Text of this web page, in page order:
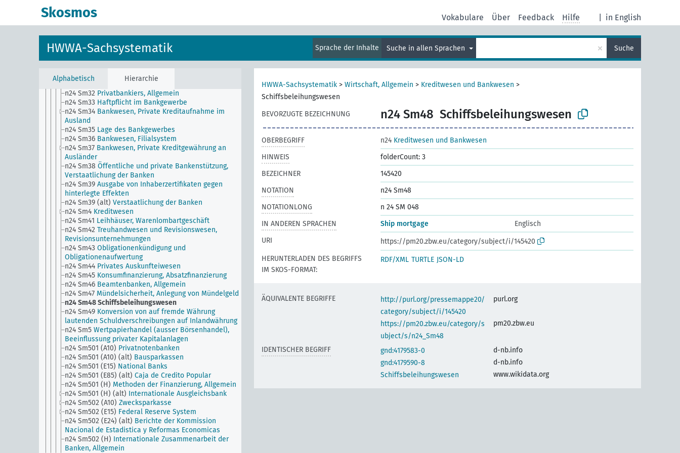
Skosmos in English
Vokabulare Über Feedback Hilfe
HWWA-Sachsystematik Sprache der Inhalte Suche in allen Sprachen × Suche
Alphabetisch Hierarchie
n24 Sm25
n24 Sm29 Bankprojekte
Sparkassenwesen, Spareinrichtungen,
n24 Sm31
Landesbanken, Kommunalbanken und
n24 Sm32 Privatbankiers, Allgemein
n24 Sm33 Haftpflicht im Bankgewerbe
n24 Sm34 Bankwesen, Private Kreditaufnahme im
Ausland
n24 Sm35 Lage des Bankgewerbes
n24 Sm36 Bankwesen, Filialsystem
n24 Sm37 Bankwesen, Private Kreditgewährung an
Ausländer
n24 Sm38 Öffentliche und private Bankenstützung,
Verstaatlichung der Banken
n24 Sm39 Ausgabe von Inhaberzertifikaten gegen
hinterlegte Effekten
n24 Sm39 (alt) Verstaatlichung der Banken
n24 Sm4 Kreditwesen
n24 Sm41 Leihhäuser, Warenlombartgeschäft
n24 Sm42 Treuhandwesen und Revisionswesen,
Revisionsunternehmungen
n24 Sm43 Obligationenkündigung und
Obligationenaufwertung
n24 Sm44 Privates Auskunfteiwesen
n24 Sm45 Konsumfinanzierung, Absatzfinanzierung
n24 Sm46 Beamtenbanken, Allgemein
n24 Sm47 Mündelsicherheit, Anlegung von Mündelgeld
n24 Sm48Schiffsbeleihungswesen
n24 Sm49 Konversion von auf fremde Währung
lautenden Schuldverschreibungen auf Inlandwährung
n24 Sm5 Wertpapierhandel (ausser Börsenhandel),
Beeinflussung privater Kapitalanlagen
n24 Sm501 (A10) Privatnotenbanken
n24 Sm501 (A10) (alt) Bausparkassen
n24 Sm501 (E15) National Banks
n24 Sm501 (E85) (alt) Caja de Credito Popular
n24 Sm501 (H) Methoden der Finanzierung, Allgemein
n24 Sm501 (H) (alt) Internationale Ausgleichsbank
n24 Sm502 (A10) Zwecksparkasse
n24 Sm502 (E15) Federal Reserve System
n24 Sm502 (E24) (alt) Berichte der Kommission
Nacional de Estadistica y Reformas Economicas
n24 Sm502 (H) Internationale Zusammenarbeit der
Banken, Allgemein
HWWA-Sachsystematik > Wirtschaft, Allgemein > Kreditwesen und Bankwesen >
Schiffsbeleihungswesen
BEVORZUGTE BEZEICHNUNG
n24 Sm48 Schiffsbeleihungswesen
OBERBEGRIFF n24 Kreditwesen und Bankwesen
HINWEIS
folderCount: 3
BEZEICHNER
145420
NOTATION
n24 Sm48
NOTATIONLONG
n 24 SM 048
IN ANDEREN SPRACHEN
Ship mortgage
Englisch
URI
https://pm20.zbw.eu/category/subject/i/145420
HERUNTERLADEN DES BEGRIFFS
IM SKOS-FORMAT:
RDF/XML TURTLE JSON-LD
ÄQUIVALENTE BEGRIFFE
http://purl.org/pressemappe20/
category/subject/i/145420
purl.org
https://pm20.zbw.eu/category/s
ubject/s/n24_Sm48
pm20.zbw.eu
IDENTISCHER BEGRIFF gnd:4179583-0
d-nb.info
gnd:4179590-8
d-nb.info
Schiffsbeleihungswesen
www.wikidata.org